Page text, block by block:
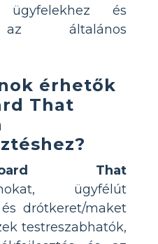
és
az általános
érhetők
That
That
ügyfélút
drótkeret/maket
testreszabhatók,